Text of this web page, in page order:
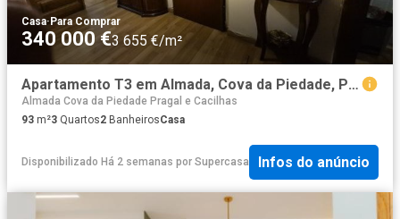
Casa·Para Comprar
340 000 €3 655 €/m²
Apartamento T3 em Almada, Cova da Piedade, Pragal e Cacilhas de 93 m²
Almada Cova da Piedade Pragal e Cacilhas
93 m²3 Quartos2 BanheirosCasa
Disponibilizado Há 2 semanas por Supercasa Infos do anúncio